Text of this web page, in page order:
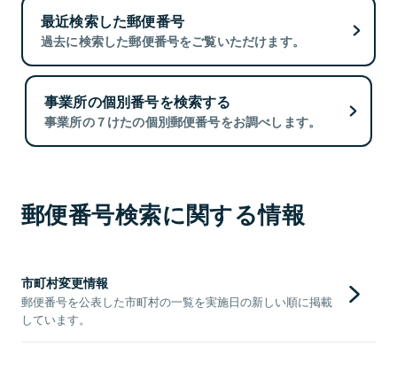
最近検索した郵便番号
過去に検索した郵便番号をご覧いただけます。
事業所の個別番号を検索する
事業所の７けたの個別郵便番号をお調べします。
郵便番号検索に関する情報
市町村変更情報
郵便番号を公表した市町村の一覧を実施日の新しい順に掲載
しています。